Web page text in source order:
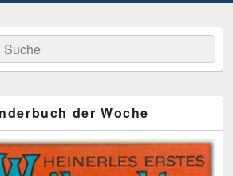
Suche
der Woche